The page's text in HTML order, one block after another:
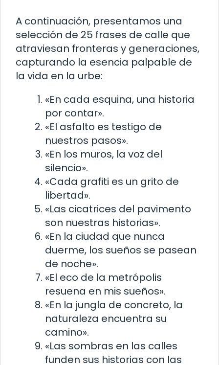
A continuación, presentamos una
selección de 25 frases de calle que
atraviesan fronteras y generaciones,
capturando la esencia palpable de
la vida en la urbe:
«En cada esquina, una historia
por contar».
«El asfalto es testigo de
nuestros pasos».
«En los muros, la voz del
silencio».
«Cada grafiti es un grito de
libertad».
«Las cicatrices del pavimento
son nuestras historias».
«En la ciudad que nunca
duerme, los sueños se pasean
de noche».
«El eco de la metrópolis
resuena en mis sueños».
«En la jungla de concreto, la
naturaleza encuentra su
camino».
«Las sombras en las calles
funden sus historias con las